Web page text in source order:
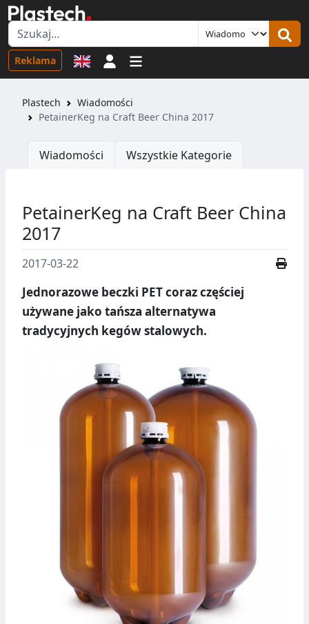
Reklama Logowanie
Plastech
Wiadomości
PetainerKeg na Craft Beer China 2017
Wiadomości Wszystkie Kategorie
PetainerKeg na Craft Beer China
2017
2017-03-22
Jednorazowe beczki PET coraz częściej
używane jako tańsza alternatywa
tradycyjnych kegów stalowych.